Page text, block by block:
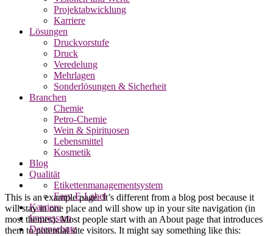
Projektabwicklung
Karriere
Lösungen
Druckvorstufe
Druck
Veredelung
Mehrlagen
Sonderlösungen & Sicherheit
Branchen
Chemie
Petro-Chemie
Wein & Spirituosen
Lebensmittel
Kosmetik
Blog
Qualität
Etikettenmanagementsystem
Easy E-Label
Karriere
Impressum
Datenschutz
This is an example page. It’s different from a blog post because it
will stay in one place and will show up in your site navigation (in
most themes). Most people start with an About page that introduces
them to potential site visitors. It might say something like this: